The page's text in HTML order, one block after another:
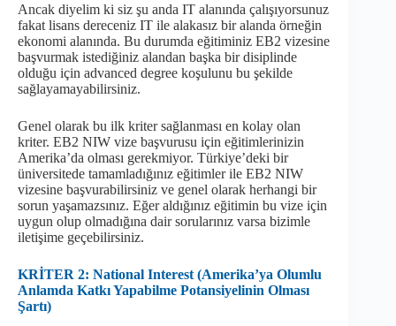
Ancak diyelim ki siz şu anda IT alanında çalışıyorsunuz
fakat lisans dereceniz IT ile alakasız bir alanda örneğin
ekonomi alanında. Bu durumda eğitiminiz EB2 vizesine
başvurmak istediğiniz alandan başka bir disiplinde
olduğu için advanced degree koşulunu bu şekilde
sağlayamayabilirsiniz.
Genel olarak bu ilk kriter sağlanması en kolay olan
kriter. EB2 NIW vize başvurusu için eğitimlerinizin
Amerika’da olması gerekmiyor. Türkiye’deki bir
üniversitede tamamladığınız eğitimler ile EB2 NIW
vizesine başvurabilirsiniz ve genel olarak herhangi bir
sorun yaşamazsınız. Eğer aldığınız eğitimin bu vize için
uygun olup olmadığına dair sorularınız varsa bizimle
iletişime geçebilirsiniz.
KRİTER 2: National Interest (Amerika’ya Olumlu
Anlamda Katkı Yapabilme Potansiyelinin Olması
Şartı)